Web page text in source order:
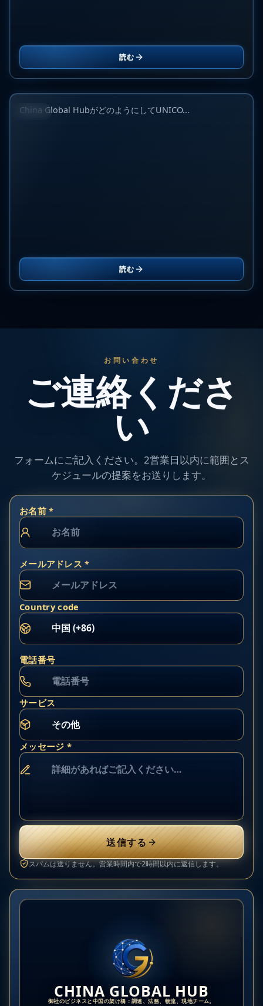
読む
ブログ
UNICO Imagingとの出会い：中国互換トナー市場の
見方を変えた監査の軌跡
2026年6月10日
China Global HubがどのようにしてUNICO...
読む
お問い合わせ
ご連絡くださ
い
フォームにご記入ください。2営業日以内に範囲とス
ケジュールの提案をお送りします。
お名前 *
メールアドレス *
Country code
電話番号
サービス
メッセージ *
送信する
スパムは送りません。営業時間内で2時間以内に返信します。
CHINA GLOBAL HUB
御社のビジネスと中国の架け橋：調達、法務、物流、現地チーム。